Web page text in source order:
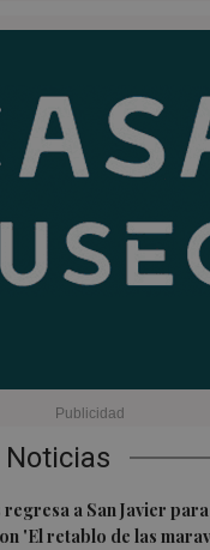
regresa a San Javier para
'El retablo de las